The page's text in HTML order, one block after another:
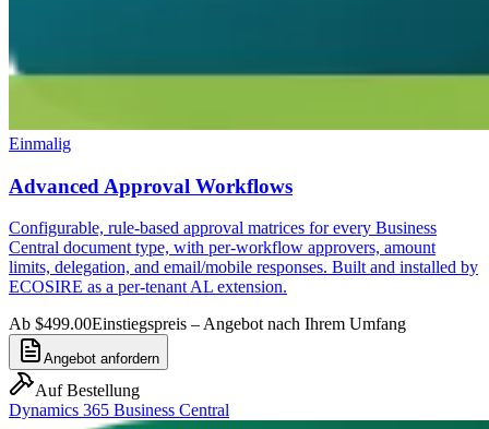
Einmalig
Advanced Approval Workflows
Configurable, rule-based approval matrices for every Business
Central document type, with per-workflow approvers, amount
limits, delegation, and email/mobile responses. Built and installed by
ECOSIRE as a per-tenant AL extension.
Ab $499.00Einstiegspreis – Angebot nach Ihrem Umfang
Angebot anfordern
Auf Bestellung
Dynamics 365 Business Central